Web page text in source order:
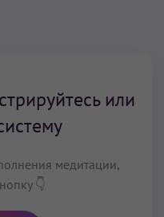
или
медитации,
👇